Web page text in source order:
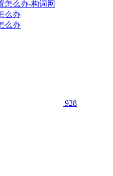
么办
么办
928